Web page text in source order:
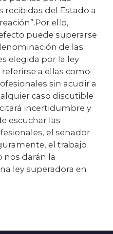
recibidas del Estado a
ello,
puede superarse
de las
elegida por la ley
referirse a ellas como
sin acudir a
caso discutible
incertidumbre y
escuchar las
el senador
el trabajo
nos darán la
ley superadora en